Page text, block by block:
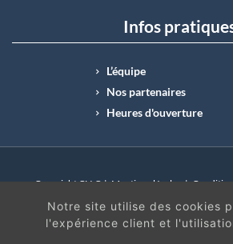
Infos
L’équipe
Nos partenaires
Heures d'ouverture
Copyright CLI © | Mentions légales |
N°Entreprise : BE0414.742.009 |
BE50
Notre site utilise des cookies
l'expérience client et